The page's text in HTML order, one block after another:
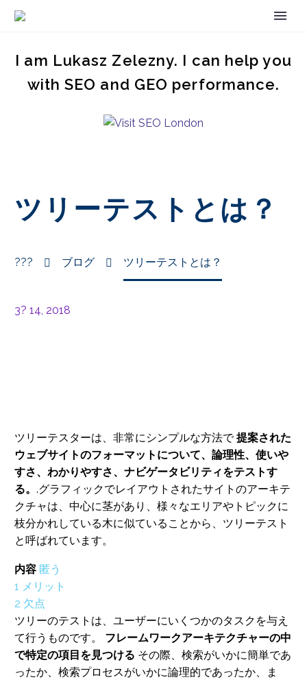
I am Lukasz Zelezny. I can help you
with SEO and GEO performance.
ツリーテストとは？
??? ブログ ツリーテストとは？
3? 14, 2018
ツリーテスターは、非常にシンプルな方法で提案された
ウェブサイトのフォーマットについて、論理性、使いや
すさ、わかりやすさ、ナビゲータビリティをテストす
る。 .グラフィックでレイアウトされたサイトのアーキテ
クチャは、中心に茎があり、様々なエリアやトピックに
枝分かれしている木に似ていることから、ツリーテスト
と呼ばれています。
内容 匿う
1 メリット
2 欠点
ツリーのテストは、ユーザーにいくつかのタスクを与え
て行うものです。 フレームワークアーキテクチャーの中
で特定の項目を見つける その際、検索がいかに簡単であ
ったか、検索プロセスがいかに論理的であったか、ま